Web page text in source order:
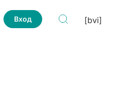
Вход [bvi]